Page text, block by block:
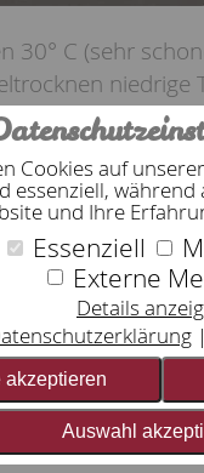
30° C (sehr
niedrige
reinigen mit
Ökotex
58 % Baumwolle,
Cookies auf
essenziell, während
und Ihre
Essenziell
Externe
Details
akzeptieren
Auswahl